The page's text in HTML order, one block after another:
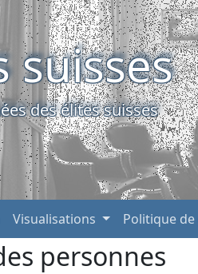
suisses
des élites suisses
Visualisations Politique
personnes